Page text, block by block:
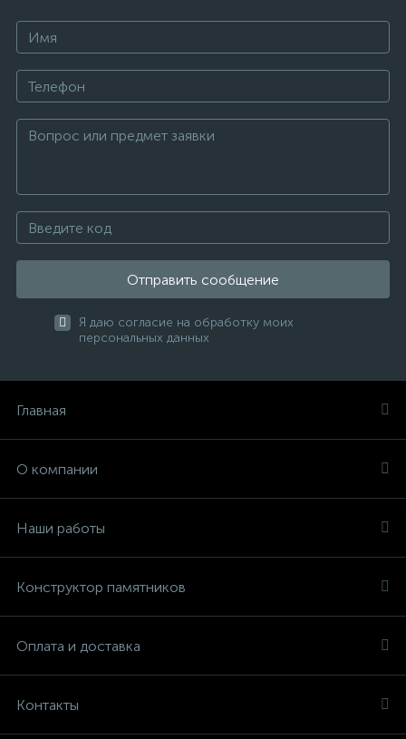
Отправить сообщение
Я даю согласие на обработку моих
персональных данных
Главная
О компании
Наши работы
Конструктор памятников
Оплата и доставка
Контакты